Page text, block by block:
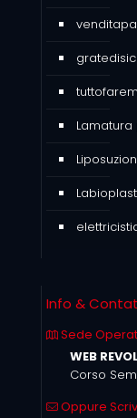
Info &
Sede
WEB
Corso
Oppure